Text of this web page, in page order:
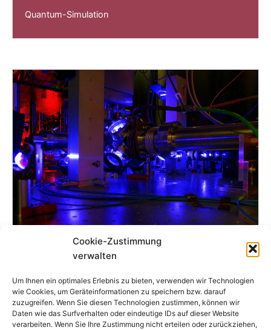
Cookie-Zustimmung
verwalten
Um Ihnen ein optimales Erlebnis zu bieten, verwenden wir Technologien
wie Cookies, um Geräteinformationen zu speichern bzw. darauf
zuzugreifen. Wenn Sie diesen Technologien zustimmen, können wir
Daten wie das Surfverhalten oder eindeutige IDs auf dieser Website
verarbeiten. Wenn Sie Ihre Zustimmung nicht erteilen oder zurückziehen,
Quantum-Simulation
Enabling-Technologies